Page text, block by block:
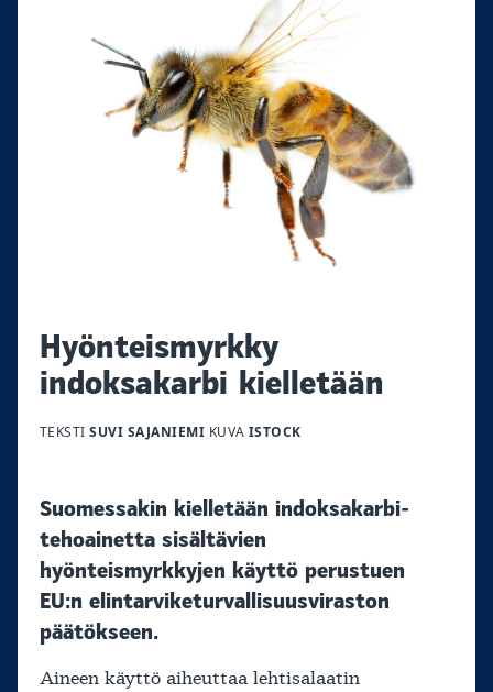
Hyönteismyrkky
indoksakarbi kielletään
TEKSTISUVI SAJANIEMI KUVA ISTOCK
Suomessakin kielletään indoksakarbi-
tehoainetta sisältävien
hyönteismyrkkyjen käyttö perustuen
EU:n elintarviketurvallisuusviraston
päätökseen.
Aineen käyttö aiheuttaa lehtisalaatin